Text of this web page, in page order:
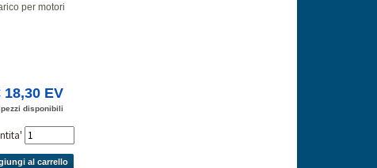
per motori
18,30 EV
disponibili
al carrello